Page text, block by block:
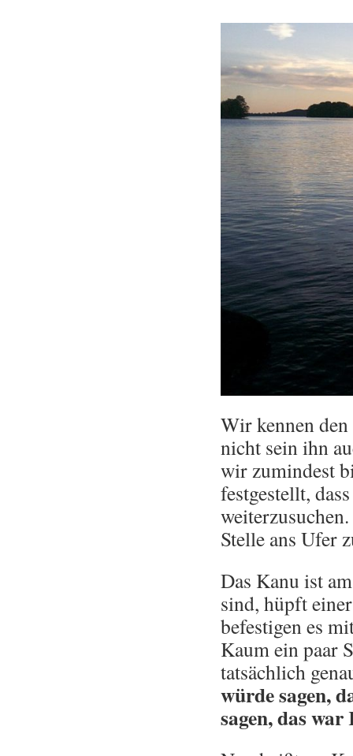
Wir kennen
nicht sein ihn
wir zumindest
festgestellt,
Stelle ans Ufer
Das Kanu ist
sind, hüpft
befestigen es
Kaum ein paar
tatsächlich
würde sagen,
sagen, das